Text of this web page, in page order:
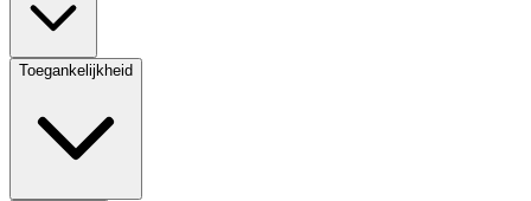
Toegankelijkheid